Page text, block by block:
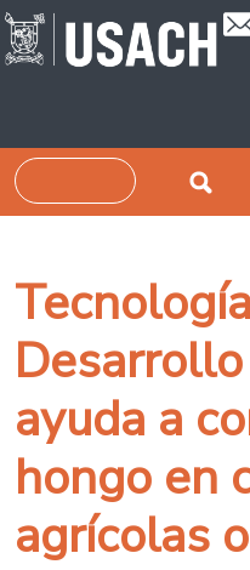
Passar para o conteúdo
Pesquisar
ayuda a
hongo en
agrícolas